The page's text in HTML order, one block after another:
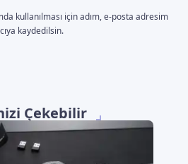
kullanılması için adım, e-posta adresim
kaydedilsin.
Çekebilir